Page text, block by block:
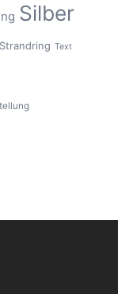
Silber
Strandring Text